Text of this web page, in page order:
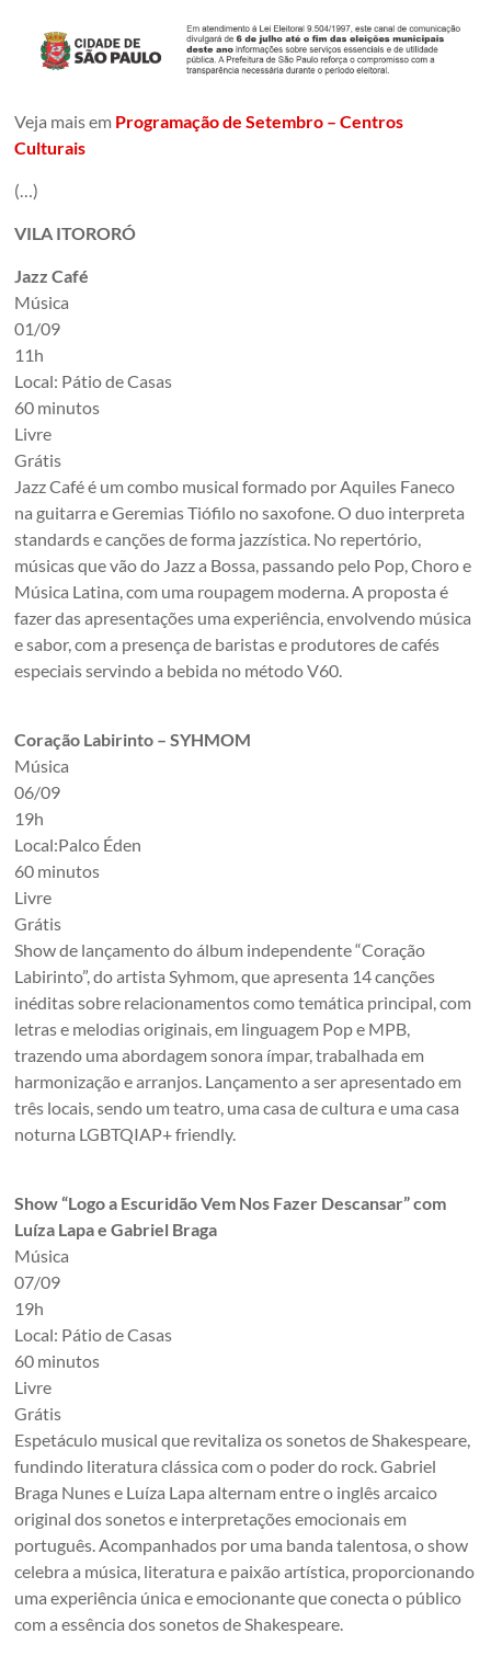
conjunto
edificações
dos
1920.
São
Brazil
Veja mais em Programação de Setembro – Centros
Culturais
(…)
VILA ITORORÓ
Jazz Café
Música
01/09
11h
Local: Pátio de Casas
60 minutos
Livre
Grátis
Jazz Café é um combo musical formado por Aquiles Faneco
na guitarra e Geremias Tiófilo no saxofone. O duo interpreta
standards e canções de forma jazzística. No repertório,
músicas que vão do Jazz a Bossa, passando pelo Pop, Choro e
Música Latina, com uma roupagem moderna. A proposta é
fazer das apresentações uma experiência, envolvendo música
e sabor, com a presença de baristas e produtores de cafés
especiais servindo a bebida no método V60.
Coração Labirinto – SYHMOM
Música
06/09
19h
Local:Palco Éden
60 minutos
Livre
Grátis
Show de lançamento do álbum independente “Coração
Labirinto”, do artista Syhmom, que apresenta 14 canções
inéditas sobre relacionamentos como temática principal, com
letras e melodias originais, em linguagem Pop e MPB,
trazendo uma abordagem sonora ímpar, trabalhada em
harmonização e arranjos. Lançamento a ser apresentado em
três locais, sendo um teatro, uma casa de cultura e uma casa
noturna LGBTQIAP+ friendly.
Show “Logo a Escuridão Vem Nos Fazer Descansar” com
Luíza Lapa e Gabriel Braga
Música
07/09
19h
Local: Pátio de Casas
60 minutos
Livre
Grátis
Espetáculo musical que revitaliza os sonetos de Shakespeare,
fundindo literatura clássica com o poder do rock. Gabriel
Braga Nunes e Luíza Lapa alternam entre o inglês arcaico
original dos sonetos e interpretações emocionais em
português. Acompanhados por uma banda talentosa, o show
celebra a música, literatura e paixão artística, proporcionando
uma experiência única e emocionante que conecta o público
com a essência dos sonetos de Shakespeare.